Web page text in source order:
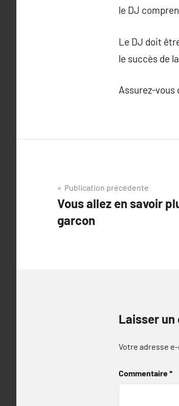
le DJ
Le DJ doit
le succès de
Assurez-vous
Navigation
de
l’article
Publication précédente
Vous allez en savoir
garcon
Laisser
Votre adresse
Commentaire*